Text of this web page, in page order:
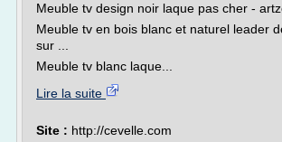
Meuble tv design noir laque pas cher -
Meuble tv en bois blanc et naturel leader
sur ...
Meuble tv blanc laque...
Lire la suite
Site : http://cevelle.com